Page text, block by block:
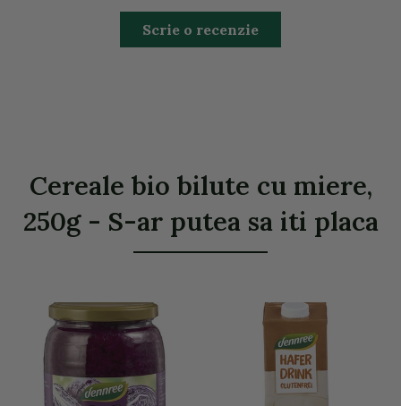
Scrie o recenzie
Cereale bio bilute cu miere,
250g - S-ar putea sa iti placa